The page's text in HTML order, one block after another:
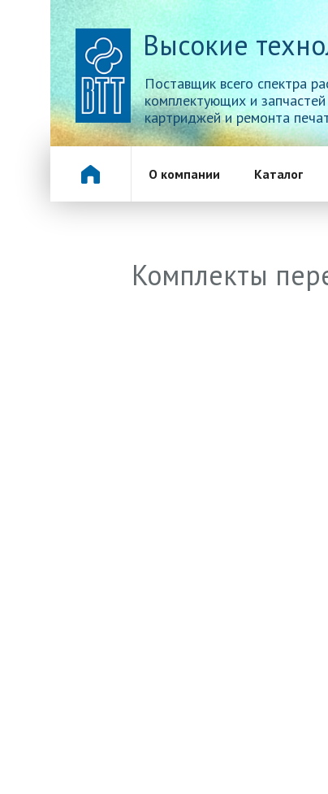
Высокие
Поставщик всего спектра
комплектующих и
картриджей и ремонта
О компании Каталог
Комплекты